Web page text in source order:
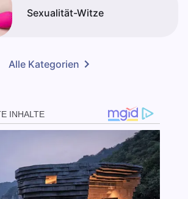
Sexualität-Witze
Alle Kategorien